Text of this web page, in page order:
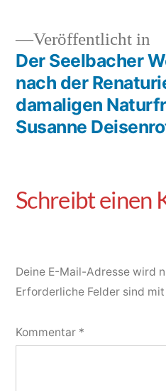
Veröffentlicht in
Der Seelbacher
nach der
damaligen
Susanne
Deine E-Mail-Adresse wird
Erforderliche Felder sind mit
Kommentar *